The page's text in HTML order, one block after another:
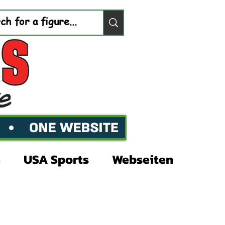
USA Sports Webseiten